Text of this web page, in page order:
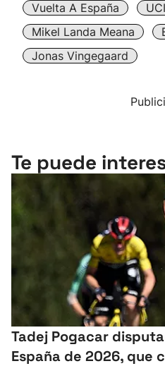
Vuelta A España
Mikel Landa Meana
Jonas Vingegaard
Te puede
Tadej Pogacar
España de 2026, que